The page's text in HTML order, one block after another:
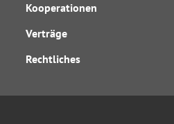
Kooperationen
Verträge
Rechtliches